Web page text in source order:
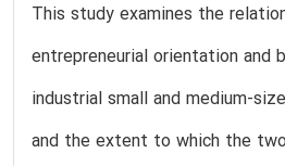
This study examines the
entrepreneurial orientation and
industrial small and medium-
and the extent to which the